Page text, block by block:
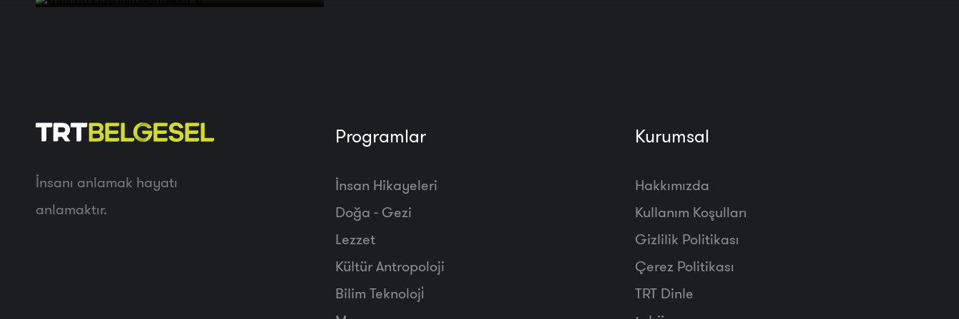
İnsanı anlamak hayatı
anlamaktır.
Programlar
İnsan Hikayeleri
Doğa - Gezi
Lezzet
Kültür Antropoloji
Bilim Teknoloji̇
Kurumsal
Hakkımızda
Kullanım Koşulları
Gizlilik Politikası
Çerez Politikası
TRT Dinle